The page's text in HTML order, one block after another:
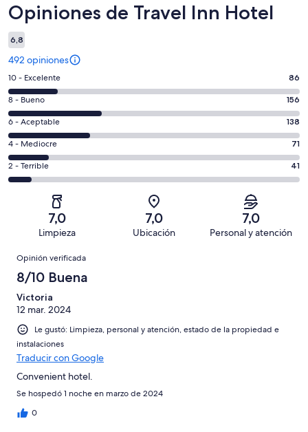
Opiniones
Opiniones de Travel Inn Hotel
6,8
492 opiniones
Evaluación:
10
-
Excelente.
86
de
492
opiniones
10 - Excelente 86
Evaluación:
8
-
Bueno.
156
de
opiniones
8 - Bueno 156
Evaluación:
6
-
Aceptable.
138
opiniones
6 - Aceptable 138
Evaluación:
4
-
4 - Mediocre 71
Evaluación:
2
492
opiniones
2 - Terrible 41
7,0
Limpieza
7,0
Ubicación
7,0
Personal y atención
Opiniones
Opinión verificada
8/10 Buena
Victoria
12 mar. 2024
Le gustó: Limpieza, personal y atención, estado de la propiedad e
instalaciones
Traducir con Google
Convenient hotel.
Se hospedó 1 noche en marzo de 2024
0